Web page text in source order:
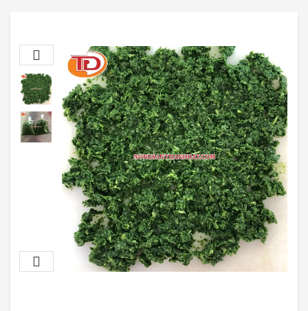
Các loại đậu
Thực phẩm sấy
TIN TỨC
Giá nông sản
Luật nông sản
Nông sản xuất nhập khẩu
Tin tức thị trường